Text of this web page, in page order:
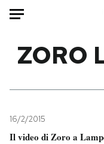
Mondo
Politica
ZORO
16/2/2015
Il video di Zoro a